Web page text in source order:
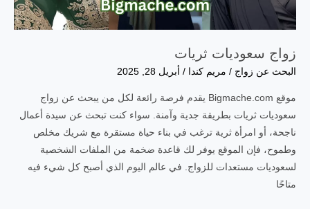
زواج سعوديات ثريات
البحث عن زواج / مريم كندا / أبريل 28, 2025
موقع Bigmache.com يقدم فرصة رائعة لكل من يبحث عن زواج
سعوديات ثريات بطريقة جدية وآمنة. سواء كنت تبحث عن سيدة أعمال
ناجحة، أو امرأة ثرية ترغب في بناء حياة مستقرة مع شريك مخلص
وطموح، فإن الموقع يوفر لك قاعدة ضخمة من الملفات الشخصية
لسعوديات مستعدات للزواج. في عالم اليوم الذي أصبح كل شيء فيه
متاحًا